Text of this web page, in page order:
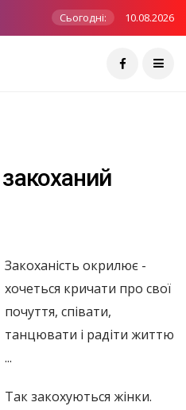
Сьогодні: 10.08.2026
Закоханість окрилює -
хочеться кричати про свої
почуття, співати,
танцювати і радіти життю
...
Так закохуються жінки.